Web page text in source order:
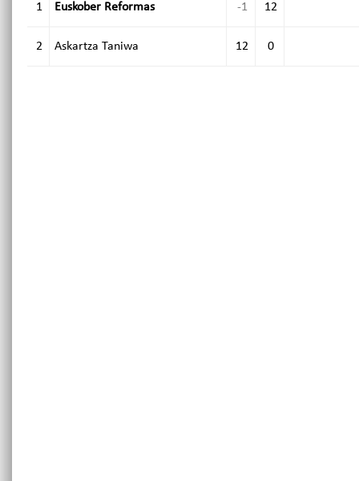
1 Euskober Reformas -1 12
2 Askartza Taniwa 12 0